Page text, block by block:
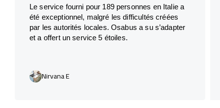
Le service fourni pour 189 personnes en Italie a
été exceptionnel, malgré les difficultés créées
par les autorités locales. Osabus a su s’adapter
et a offert un service 5 étoiles.
Nirvana E